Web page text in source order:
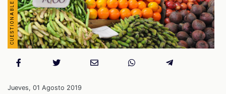
Jueves, 01 Agosto 2019